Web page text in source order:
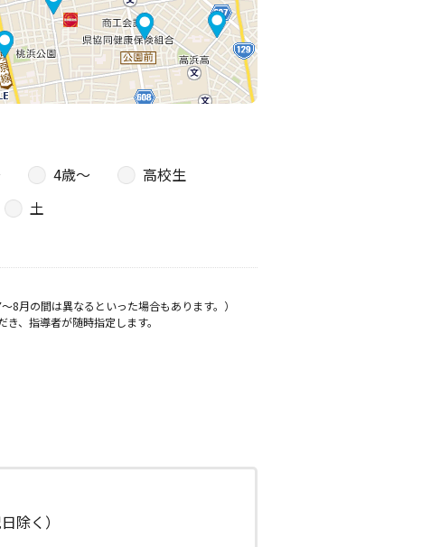
4歳〜
高校生
土
月の間は異なるといった場合もあります。）
、指導者が随時指定します。
除く）